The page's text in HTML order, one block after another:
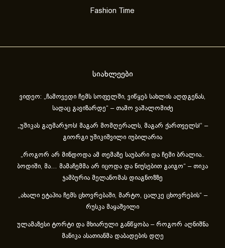
Fashion Time
სიახლეები
ვიდეო: „ჩამოვედი ჩემს სოფელში, ვიწყებ სახლის აღდგენას,
სადაც გავიზარდე“ – თამო ვაშალომიძე
„უშიკას გაუმარჯოს! მაგარ მომღერალს, მაგარ ქართველს!“ –
გიორგი უშიკიშვილი იუბილარია
„როგორ არ მინდოდა ამ თემაზე საუბარი და ჩემი ბრალია..
ბოდიში, მა… მამაჩემმა არ იცოდა და ნიუსებით გაიგო“ – თიკა
ჯამბურია მელანომას დიაგნოზზე
„ახა­ლი ეტა­პია ჩემს ცხოვ­რე­ბა­ში, მარ­ტო, ცალ­კე ცხოვ­რე­ბის“ –
რუსკა მაყაშვილი
ულამაზესი ტორტი და მხიარული განწყობა – როგორ აღნიშნა
მანიკა ასათიანმა დაბადების დღე